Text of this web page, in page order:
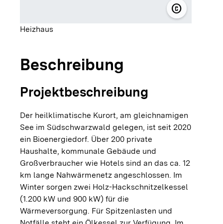
copyright
©
Heizhaus
Beschreibung
Projektbeschreibung
Der heilklimatische Kurort, am gleichnamigen
See im Südschwarzwald gelegen, ist seit 2020
ein Bioenergiedorf. Über 200 private
Haushalte, kommunale Gebäude und
Großverbraucher wie Hotels sind an das ca. 12
km lange Nahwärmenetz angeschlossen. Im
Winter sorgen zwei Holz-Hackschnitzelkessel
(1.200 kW und 900 kW) für die
Wärmeversorgung. Für Spitzenlasten und